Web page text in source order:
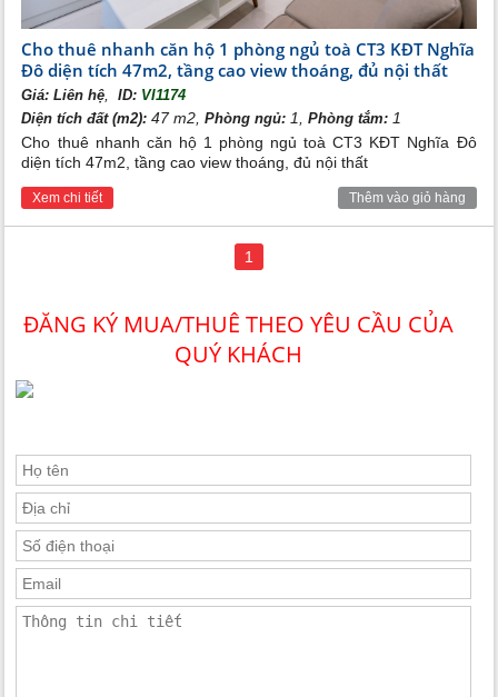
Cho thuê nhanh căn hộ 1 phòng ngủ toà CT3 KĐT Nghĩa
Đô diện tích 47m2, tầng cao view thoáng, đủ nội thất
Giá:Liên hệ ID: VI1174
Diện tích đất (m2): 47 m2,Phòng ngủ: 1,Phòng tắm: 1
Cho thuê nhanh căn hộ 1 phòng ngủ toà CT3 KĐT Nghĩa Đô
diện tích 47m2, tầng cao view thoáng, đủ nội thất
Xem chi tiết Thêm vào giỏ hàng
1
ĐĂNG KÝ MUA/THUÊ THEO YÊU CẦU CỦA
QUÝ KHÁCH